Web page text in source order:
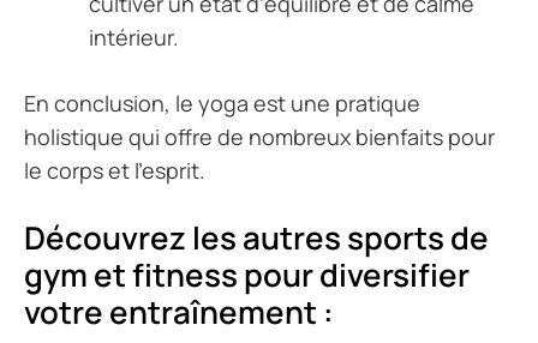
intérieur.
En conclusion, le yoga est une pratique
holistique qui offre de nombreux bienfaits pour
le corps et l’esprit.
Découvrez les autres sports de
gym et fitness pour diversifier
votre entraînement :